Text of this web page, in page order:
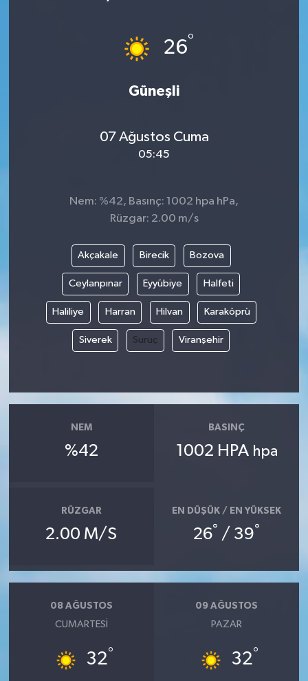
26°
Güneşli
07 Ağustos Cuma
05:45
Nem: %42, Basınç: 1002 hpa hPa,
Rüzgar: 2.00 m/s
Akçakale Birecik Bozova
Ceylanpınar Eyyübiye Halfeti
Haliliye Harran Hilvan Karaköprü
Siverek Suruç Viranşehir
NEM
%42
BASINÇ
1002 HPA hpa
RÜZGAR
2.00 M/S
EN DÜŞÜK / EN YÜKSEK
26° / 39°
08 AĞUSTOS
CUMARTESI
32°
09 AĞUSTOS
PAZAR
32°
Korkut
Malazgirt
Varto